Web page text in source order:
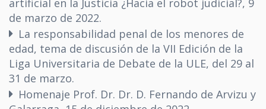
artificial en la Justicia ¿Hacia el robot judicial?, 9
de marzo de 2022.
La responsabilidad penal de los menores de
edad, tema de discusión de la VII Edición de la
Liga Universitaria de Debate de la ULE, del 29 al
31 de marzo.
Homenaje Prof. Dr. Dr. D. Fernando de Arvizu y